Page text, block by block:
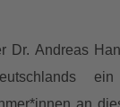
Dr. Andreas
ein